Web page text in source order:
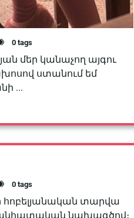
0 tags
մեր կանաչող այգու
ստանում եմ
...
0 tags
տարվա
նախագծով։